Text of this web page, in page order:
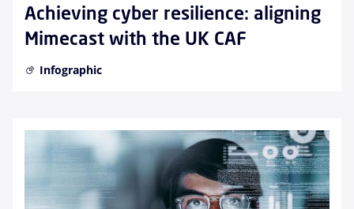
Achieving cyber resilience: aligning
Mimecast with the UK CAF
Infographic